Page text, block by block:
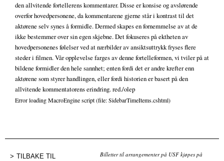
den allvitende fortellerens kommentarer. Disse er konsise og avslørende
overfor hovedpersonene, da kommentarene gjerne står i kontrast til det
aktørene selv synes å formidle. Dermed skapes en fornemmelse av at de
ikke bestemmer over sin egen skjebne. Det fokuseres på ektheten av
hovedpersonenes følelser ved at nærbilder av ansiktsuttrykk fryses flere
steder i filmen. Vår opplevelse farges av denne fortelleformen, vi tviler på at
bildene formidler den hele sannhet; enten fordi det er andre krefter enn
aktørene som styrer handlingen, eller fordi historien er basert på den
allvitende kommentatorens erindring. red./olep
Error loading MacroEngine script (file: SidebarTimeItems.cshtml)
TILBAKE TIL
Billetter til arrangementer på USF kjøpes på